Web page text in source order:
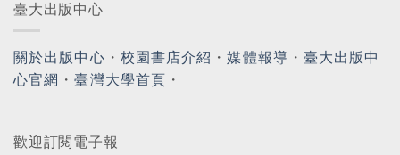
臺大出版中心
關於出版中心 ・ 校園書店介紹 ・媒體報導 ・ 臺大出版中
心官網 ・臺灣大學首頁 ・
歡迎訂閱電子報